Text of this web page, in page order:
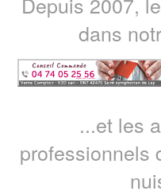
dans
...et les
professionnels